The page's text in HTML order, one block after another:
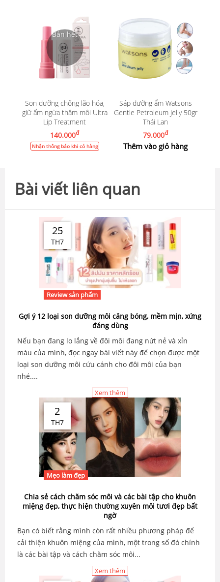
Son dưỡng chống lão hóa,
giữ ẩm ngừa thâm môi Ultra
Lip Treatment
140.000đ
Nhận thông báo khi có hàng
Sáp dưỡng ẩm Watsons
Gentle Petroleum Jelly 50gr
Thái Lan
79.000đ
Thêm vào giỏ hàng
Bài viết liên quan
25
TH7
Review sản phẩm
Gợi ý 12 loại son dưỡng môi căng bóng, mềm mịn, xứng
đáng dùng
Nếu bạn đang lo lắng về đôi môi đang nứt nẻ và xỉn
màu của mình, đọc ngay bài viết này để chọn được một
loại son dưỡng môi cứu cánh cho đôi môi của bạn
nhé....
Xem thêm
2
TH7
Mẹo làm đẹp
Chia sẻ cách chăm sóc môi và các bài tập cho khuôn
miệng đẹp, thực hiện thường xuyên môi tươi đẹp bất
ngờ
Bạn có biết rằng mình còn rất nhiều phương pháp để
cải thiện khuôn miệng của mình, một trong số đó chính
là các bài tập và cách chăm sóc môi...
Xem thêm